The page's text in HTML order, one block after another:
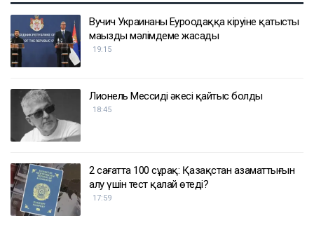
Вучич Украинаның Еуроодаққа кіруіне қатысты
маңызды мәлімдеме жасады
19:15
Лионель Мессидің әкесі қайтыс болды
18:45
2 сағатта 100 сұрақ: Қазақстан азаматтығын
алу үшін тест қалай өтеді?
17:59